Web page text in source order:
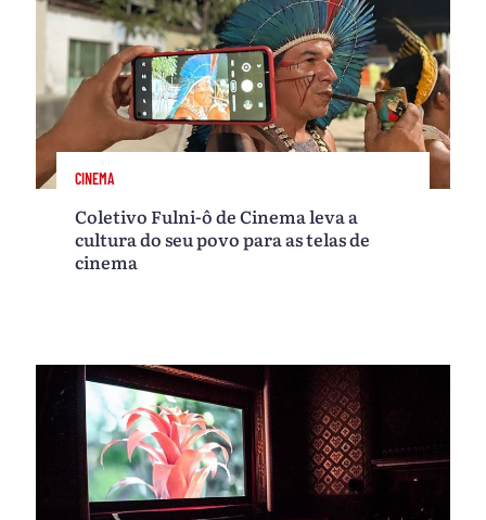
CINEMA
Coletivo Fulni-ô de Cinema leva a
cultura do seu povo para as telas de
cinema